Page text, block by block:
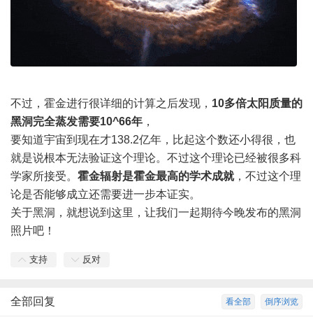
不过，霍金进行很详细的计算之后发现， 10多倍太阳质量的
黑洞完全蒸发需要10^66年 ，
要知道宇宙到现在才138.2亿年，比起这个数还小得很，也
就是说根本无法验证这个理论。不过这个理论已经被很多科
学家所接受。 霍金辐射是霍金最高的学术成就，不过这个理
论是否能够成立还需要进一步本证实。
关于黑洞，就想说到这里，让我们一起期待今晚发布的黑洞
照片吧！
支持 反对
倒序浏览
看全部
全部回复